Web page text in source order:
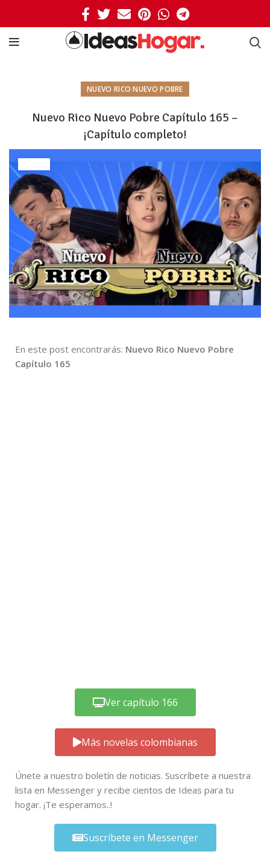
NUEVO RICO NUEVO POBRE
Nuevo Rico Nuevo Pobre Capítulo 165 –
¡Capítulo completo!
En este post encontrarás: Nuevo Rico Nuevo Pobre
Capítulo 165
Ver capítulo 166
Más novelas colombianas
Únete a nuestro boletín de noticias. Suscríbete a nuestra
lista en Messenger y recibe cientos de Ideas para tu
hogar. ¡Te esperamos..!
Suscríbete en Messenger